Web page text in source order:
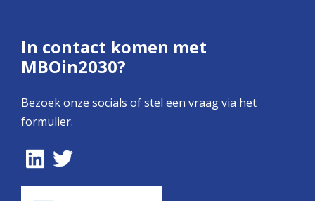
In contact komen met
MBOin2030?
Bezoek onze socials of stel een vraag via het
formulier.